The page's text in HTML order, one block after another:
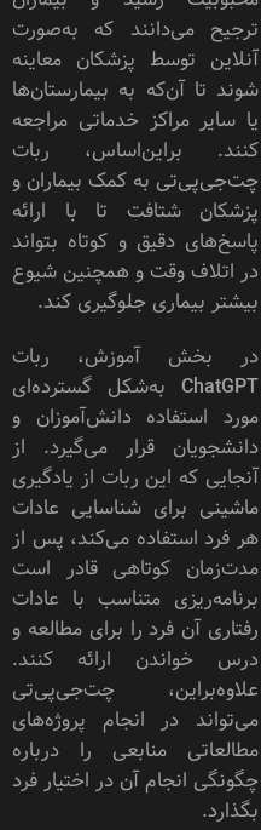
ترجیح می‌دانند که به‌صورت
آنلاین توسط پزشکان معاینه
شوند تا آن‌که به بیمارستان‌ها
یا سایر مراکز خدماتی مراجعه
کنند. براین‌اساس، ربات
چت‌جی‌پی‌تی به کمک بیماران و
پزشکان شتافت تا با ارائه
پاسخ‌های دقیق و کوتاه بتواند
در اتلاف وقت و همچنین شیوع
بیشتر بیماری جلوگیری کند.
در بخش آموزش، ربات
ChatGPT به‌شکل گسترده‌ای
مورد استفاده دانش‌آموزان و
دانشجویان قرار می‌گیرد. از
آنجایی که این ربات از یادگیری
ماشینی برای شناسایی عادات
هر فرد استفاده می‌کند، پس از
مدت‌زمان کوتاهی قادر است
برنامه‌ریزی‌ متناسب با عادات
رفتاری آن فرد را برای مطالعه و
درس خواندن ارائه کنند.
علاوه‌بر‌این، چت‌جی‌پی‌تی
می‌تواند در انجام پروژه‌های
مطالعاتی منابعی را درباره
چگونگی انجام آن در اختیار فرد
بگذارد.